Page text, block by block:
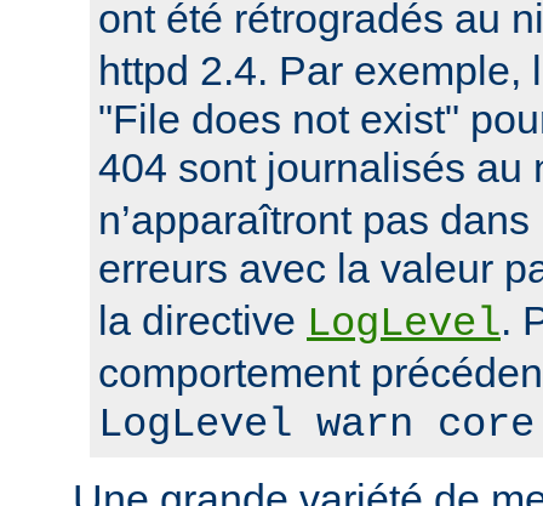
ont été rétrogradés au
httpd 2.4. Par exemple,
"File does not exist"
404 sont journalisés au
n’apparaîtront pas
erreurs avec la valeur
la directive LogLevel.
comportement
LogLevel warn